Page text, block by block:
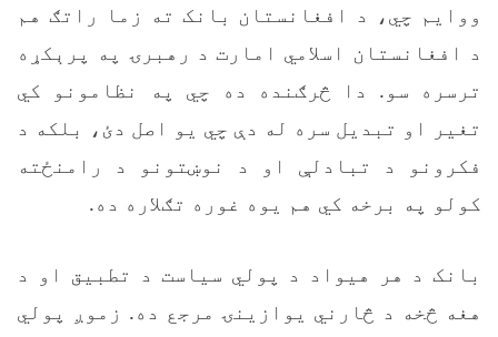
ووایم چي، د افغانستان بانک ته زما راتګ هم
د افغانستان اسلامي امارت د رهبرۍ په پرېکړه
ترسره سو. دا څرګنده ده چي په نظامونو کي
تغیر او تبدیل سره له دې چي یو اصل دئ، بلکه د
فکرونو د تبادلې او د نوښتونو د رامنځته
کولو په برخه کي هم یوه غوره تګلاره ده.
بانک د هر هيواد د پولي سیاست د تطبیق او د
هغه څخه د څارني یوازینۍ مرجع ده. زموږ پولي